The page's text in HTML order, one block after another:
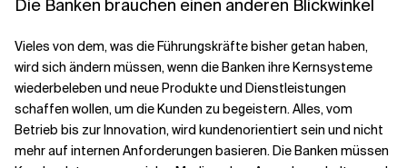
Die Banken brauchen einen anderen Blickwinkel
Vieles von dem, was die Führungskräfte bisher getan haben,
wird sich ändern müssen, wenn die Banken ihre Kernsysteme
wiederbeleben und neue Produkte und Dienstleistungen
schaffen wollen, um die Kunden zu begeistern. Alles, vom
Betrieb bis zur Innovation, wird kundenorientiert sein und nicht
mehr auf internen Anforderungen basieren. Die Banken müssen